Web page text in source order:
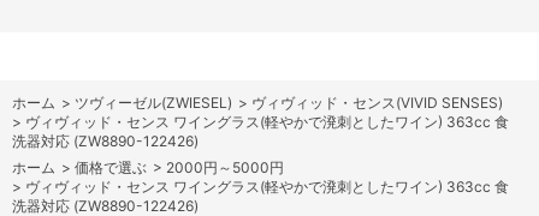
ホーム > ツヴィーゼル(ZWIESEL) > ヴィヴィッド・センス(VIVID SENSES)
> ヴィヴィッド・センス ワイングラス(軽やかで溌刺としたワイン) 363cc 食
洗器対応 (ZW8890-122426)
ホーム > 価格で選ぶ > 2000円～5000円
> ヴィヴィッド・センス ワイングラス(軽やかで溌刺としたワイン) 363cc 食
洗器対応 (ZW8890-122426)